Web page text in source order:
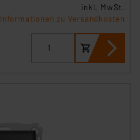
inkl. MwSt.
Informationen zu Versandkosten